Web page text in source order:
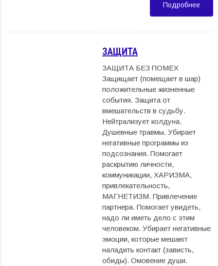
Подробнее
ЗАЩИТА
ЗАЩИТА БЕЗ ПОМЕХ
Защищает (помещает в шар)
положительные жизненные
события. Защита от
вмешательств в судьбу.
Нейтрализует колдуна.
Душевные травмы. Убирает
негативные программы из
подсознания. Помогает
раскрытию личности,
коммуникации, ХАРИЗМА,
привлекательность,
МАГНЕТИЗМ. Привлечение
партнера. Помогает увидеть,
надо ли иметь дело с этим
человеком. Убирает негативные
эмоции, которые мешают
наладить контакт (зависть,
обиды). Омовение души.